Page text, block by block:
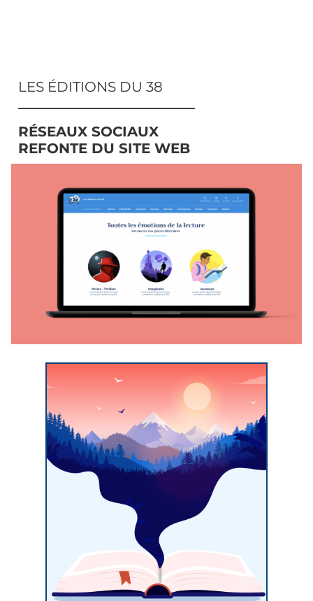
LES ÉDITIONS DU 38
RÉSEAUX SOCIAUX
REFONTE DU SITE WEB